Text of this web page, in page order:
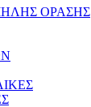
ΟΡΑΣΗΣ